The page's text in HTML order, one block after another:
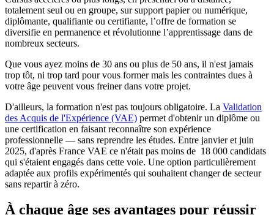
totalement seul ou en groupe, sur support papier ou numérique,
diplômante, qualifiante ou certifiante, l’offre de formation se
diversifie en permanence et révolutionne l’apprentissage dans de
nombreux secteurs.
Que vous ayez moins de 30 ans ou plus de 50 ans, il n'est jamais
trop tôt, ni trop tard pour vous former mais les contraintes dues à
votre âge peuvent vous freiner dans votre projet.
D'ailleurs, la formation n'est pas toujours obligatoire. La Validation
des Acquis de l'Expérience (VAE) permet d'obtenir un diplôme ou
une certification en faisant reconnaître son expérience
professionnelle — sans reprendre les études. Entre janvier et juin
2025, d'après France VAE ce n'était pas moins de 18 000 candidats
qui s'étaient engagés dans cette voie. Une option particulièrement
adaptée aux profils expérimentés qui souhaitent changer de secteur
sans repartir à zéro.
À chaque âge ses avantages pour réussir